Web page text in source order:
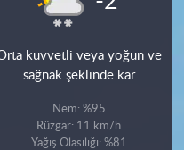
kuvvetli veya yoğun ve
sağnak şeklinde kar
Nem: %95
Rüzgar: 11 km/h
Yağış Olasılığı: %81